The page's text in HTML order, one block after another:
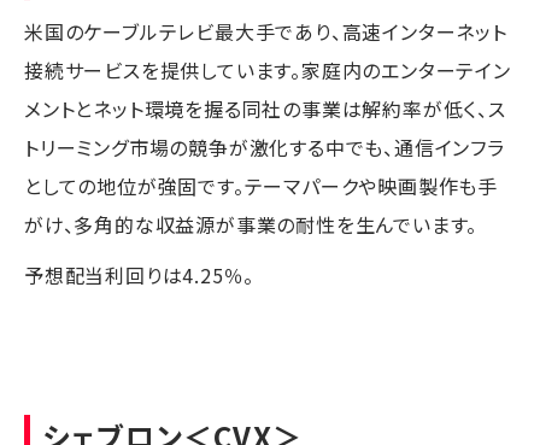
米国のケーブルテレビ最大手であり、高速インターネット
接続サービスを提供しています。家庭内のエンターテイン
メントとネット環境を握る同社の事業は解約率が低く、ス
トリーミング市場の競争が激化する中でも、通信インフラ
としての地位が強固です。テーマパークや映画製作も手
がけ、多角的な収益源が事業の耐性を生んでいます。
予想配当利回りは4.25％。
シェブロン＜CVX＞